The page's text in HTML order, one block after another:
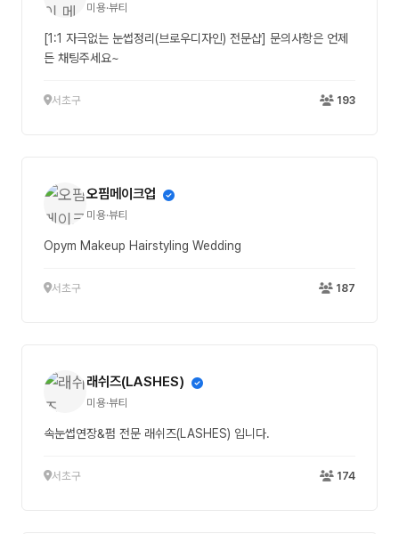
미용·뷰티
[1:1 자극없는 눈썹정리(브로우디자인) 전문샵] 문의사항은 언제
든 채팅주세요~
서초구 193
오핌메이크업
미용·뷰티
Opym Makeup Hairstyling Wedding
서초구 187
래쉬즈(LASHES)
미용·뷰티
속눈썹연장&펌 전문 래쉬즈(LASHES) 입니다.
서초구 174